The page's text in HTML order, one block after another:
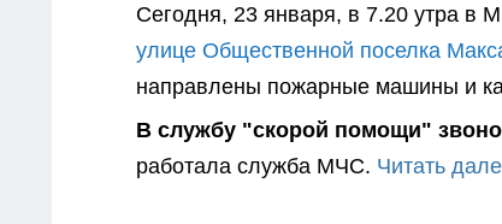
Сегодня, 23 января, в 7.20 утра в
улице Общественной поселка
направлены пожарные машины и
В службу "скорой помощи"
работала служба МЧС. Читать